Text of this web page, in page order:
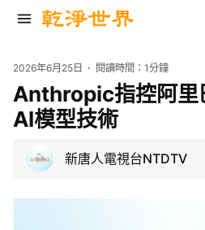
2026年6月25日 閱讀時間：1分鐘
Anthropic指控阿里
AI模型技術
新唐人電視台NTDTV